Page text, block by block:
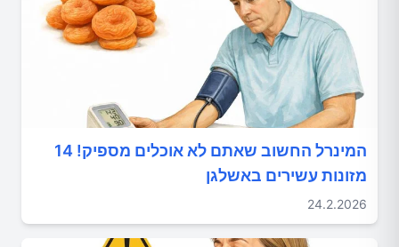
המינרל החשוב שאתם לא אוכלים מספיק! 14
מזונות עשירים באשלגן
24.2.2026